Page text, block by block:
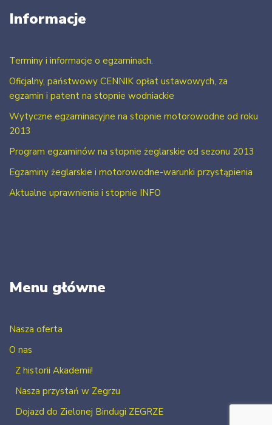
Informacje
Terminy i informacje o egzaminach.
Oficjalny, państwowy CENNIK opłat ustawowych, za
egzamin i patent na stopnie wodniackie
Wytyczne egzaminacyjne na stopnie motorowodne od roku
2013
Program egzaminów na stopnie żeglarskie od sezonu 2013
Egzaminy żeglarskie i motorowodne-warunki przystąpienia
Aktualne uprawnienia i stopnie INFO
Menu główne
Nasza oferta
O nas
Z historii Akademii!
Nasza przystań w Zegrzu
Dojazd do Zielonej Bindugi ZEGRZE